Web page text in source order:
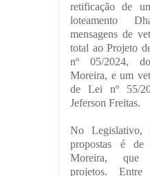
retificação de
loteamento
mensagens de
total ao Projeto
nº 05/2024,
Moreira, e um
de Lei nº 55/
Jeferson Freitas.
No Legislativo,
propostas é de
Moreira, que
projetos. Entre